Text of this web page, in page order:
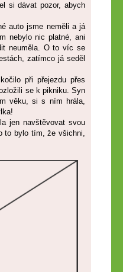
si dávat pozor, abych
auto jsme neměli a já
nebylo nic platné, ani
neuměla. O to víc se
zatímco já seděl
při přejezdu přes
se k pikniku. Syn
věku, si s ním hrála,
jen navštěvovat svou
to bylo tím, že všichni,